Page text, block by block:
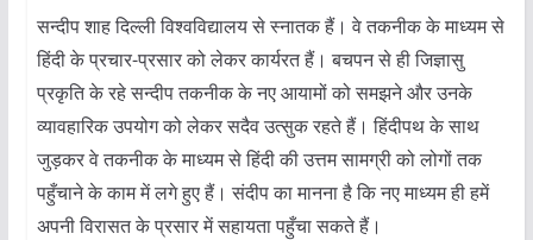
सन्दीप शाह दिल्ली विश्वविद्यालय से स्नातक हैं। वे तकनीक के माध्यम से
हिंदी के प्रचार-प्रसार को लेकर कार्यरत हैं। बचपन से ही जिज्ञासु
प्रकृति के रहे सन्दीप तकनीक के नए आयामों को समझने और उनके
व्यावहारिक उपयोग को लेकर सदैव उत्सुक रहते हैं। हिंदीपथ के साथ
जुड़कर वे तकनीक के माध्यम से हिंदी की उत्तम सामग्री को लोगों तक
पहुँचाने के काम में लगे हुए हैं। संदीप का मानना है कि नए माध्यम ही हमें
अपनी विरासत के प्रसार में सहायता पहुँचा सकते हैं।